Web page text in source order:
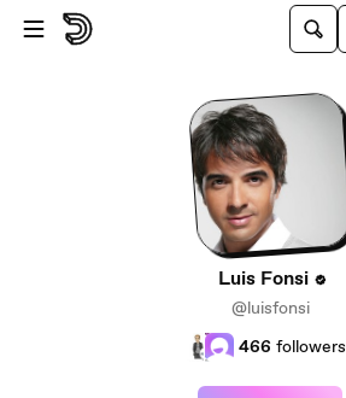
Skip to main content
Luis Fonsi
@luisfonsi
466 followers